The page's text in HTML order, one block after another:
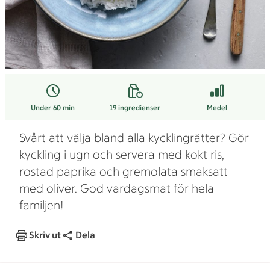
Under 60 min 19 ingredienser Medel
Svårt att välja bland alla kycklingrätter? Gör
kyckling i ugn och servera med kokt ris,
rostad paprika och gremolata smaksatt
med oliver. God vardagsmat för hela
familjen!
Skriv ut Dela